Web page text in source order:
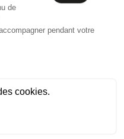
-CGV-Politique de